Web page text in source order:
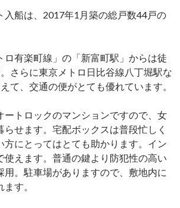
入船は、2017年1月築の総戸数44戸の
ロ有楽町線」の「新富町駅」からは徒
さらに東京メトロ日比谷線八丁堀駅な
て、交通の便がとても優れています。
ートロックのマンションですので、女
せます。宅配ボックスは普段忙しく
方にとってはとても助かります。イン
使えます。普通の鍵より防犯性の高い
用。駐車場がありますので、敷地内に
す。